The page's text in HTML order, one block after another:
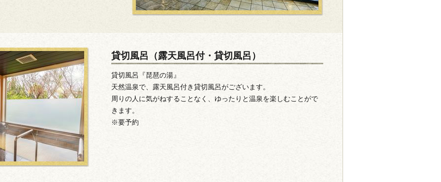
貸切風呂（露天風呂付・貸切風呂）
貸切風呂『琵琶の湯』
天然温泉で、露天風呂付き貸切風呂がございます。
周りの人に気がねすることなく、ゆったりと温泉を楽しむことがで
きます。
※要予約